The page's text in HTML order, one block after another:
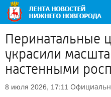
Перинатальные
украсили
настенными
8 июля 2026, 17:11